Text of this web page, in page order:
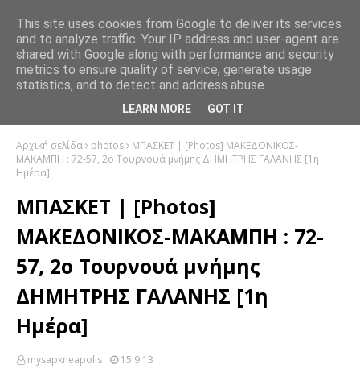
Αρχική σελίδα photos
ΜΠΑΣΚΕΤ | [Photos] ΜΑΚΕΔΟΝΙΚΟΣ-
ΜΑΚΑΜΠΗ : 72-57, 2ο Τουρνουά μνήμης ΔΗΜΗΤΡΗΣ ΓΑΛΑΝΗΣ [1η
Ημέρα]
ΜΠΑΣΚΕΤ | [Photos]
ΜΑΚΕΔΟΝΙΚΟΣ-ΜΑΚΑΜΠΗ : 72-
57, 2ο Τουρνουά μνήμης
ΔΗΜΗΤΡΗΣ ΓΑΛΑΝΗΣ [1η
Ημέρα]
mysapkneapolis 15.9.13
This site uses cookies from Google to deliver its services
and to analyze traffic. Your IP address and user-agent are
shared with Google along with performance and security
metrics to ensure quality of service, generate usage
statistics, and to detect and address abuse.
LEARN MORE GOT IT